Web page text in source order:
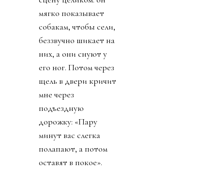
его коленями, лезут
друг через друга и
стараются лапами
распахнуть
стеклянную дверь.
Он приоткрыл её
всего на несколько
сантиметров и
пытается их
успокоить.
Вся входная зона
сделана из стекла: